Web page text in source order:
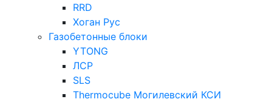
RRD
Хоган Рус
Газобетонные блоки
YTONG
ЛСР
SLS
Thermocube Могилевский КСИ